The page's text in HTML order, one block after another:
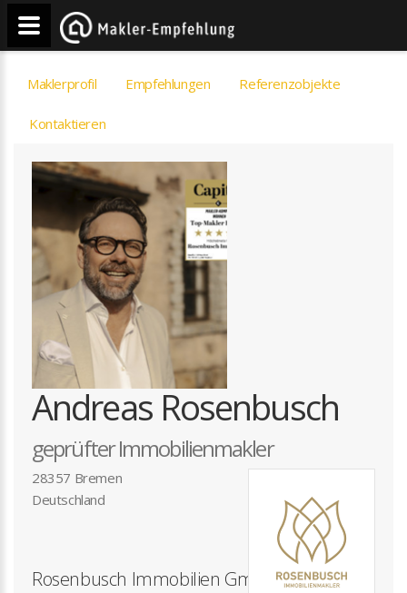
Maklerprofil Empfehlungen Referenzobjekte
Kontaktieren
Andreas Rosenbusch
geprüfter Immobilienmakler
28357 Bremen
Deutschland
Rosenbusch Immobilien GmbH & Co. KG